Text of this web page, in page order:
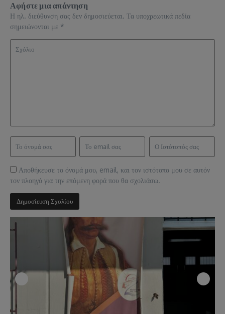
Αφήστε μια απάντηση
Η ηλ. διεύθυνση σας δεν δημοσιεύεται. Τα υποχρεωτικά πεδία
σημειώνονται με *
Αποθήκευσε το όνομά μου, email, και τον ιστότοπο μου σε αυτόν
τον πλοηγό για την επόμενη φορά που θα σχολιάσω.